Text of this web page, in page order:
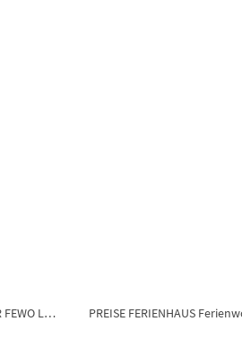
BELEGUNGSKALENDER FEWO LEER Ferienhaus 26789